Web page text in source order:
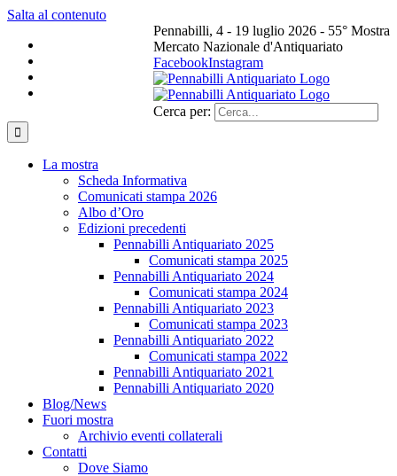
Salta al contenuto
Pennabilli, 4 - 19 luglio 2026 - 55° Mostra
Mercato Nazionale d'Antiquariato
FacebookInstagram
Cerca per:
La mostra
Scheda Informativa
Comunicati stampa 2026
Albo d’Oro
Edizioni precedenti
Pennabilli Antiquariato 2025
Comunicati stampa 2025
Pennabilli Antiquariato 2024
Comunicati stampa 2024
Pennabilli Antiquariato 2023
Comunicati stampa 2023
Pennabilli Antiquariato 2022
Comunicati stampa 2022
Pennabilli Antiquariato 2021
Pennabilli Antiquariato 2020
Blog/News
Fuori mostra
Archivio eventi collaterali
Contatti
Dove Siamo